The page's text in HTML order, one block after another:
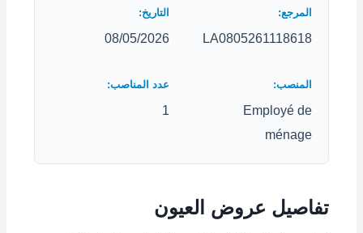
LA0805261118618
08/05/2026
Employé de
ménage
1
تفاصيل عروض العيون